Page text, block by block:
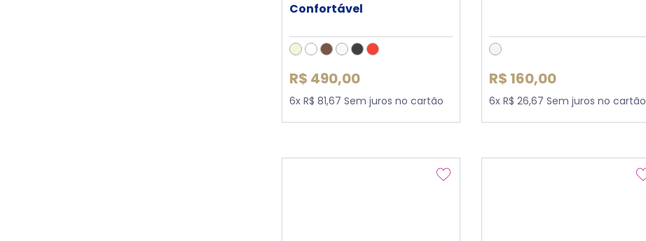
Confortável
R$ 490,00
6x R$ 81,67 Sem juros no cartão
R$ 160,00
6x R$ 26,67 Sem juros no cartão